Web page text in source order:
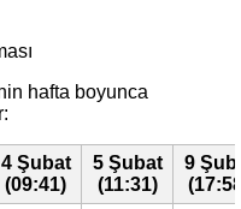
hafta boyunca
4 Şubat
(09:41)
5 Şubat
(11:31)
9